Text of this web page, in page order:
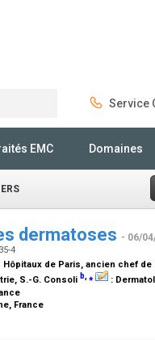
Service
EMC Domaines
dermatoses - 06/
4
de Paris, ancien chef
, S.-G. Consoli b ⁎ :
France